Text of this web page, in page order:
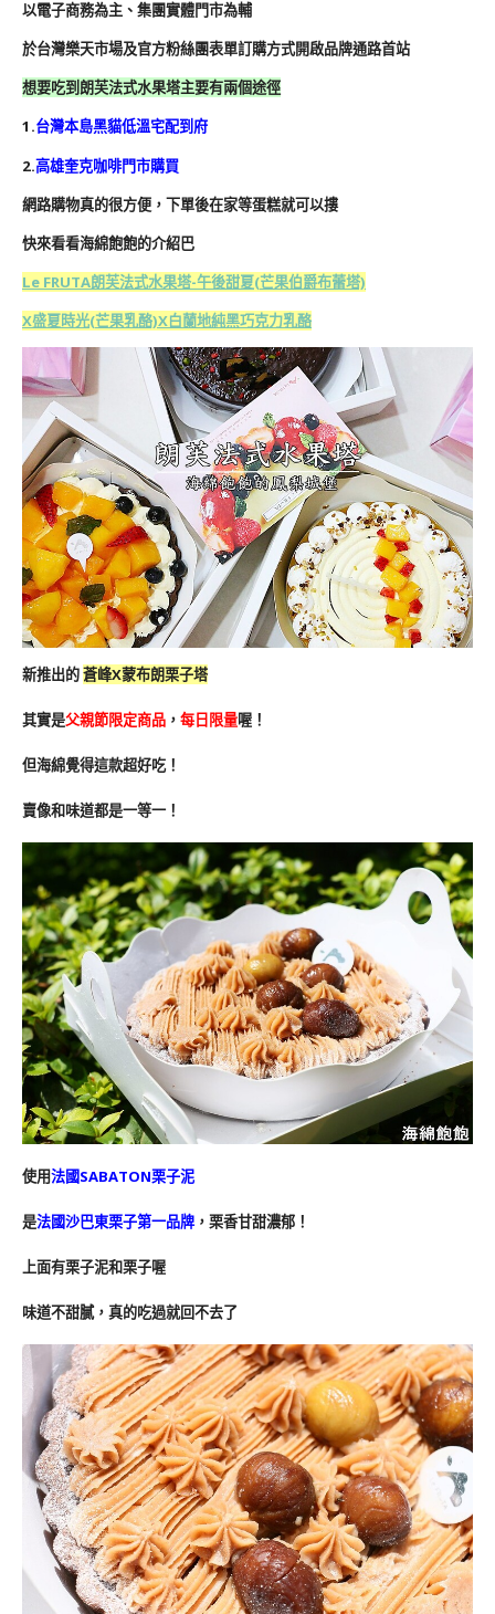
以電子商務為主、集團實體門市為輔
於台灣樂天市場及官方粉絲團表單訂購方式開啟品牌通路首站
想要吃到朗芙法式水果塔主要有兩個途徑
1.台灣本島黑貓低溫宅配到府
2.高雄奎克咖啡門市購買
網路購物真的很方便，下單後在家等蛋糕就可以摟
快來看看海綿飽飽的介紹巴
Le FRUTA朗芙法式水果塔-午後甜夏(芒果伯爵布蕾塔)
X盛夏時光(芒果乳酪)X白蘭地純黑巧克力乳酪
新推出的蒼峰X蒙布朗栗子塔
其實是父親節限定商品 ， 每日限量喔！
但海綿覺得這款超好吃！
賣像和味道都是一等一！
使用法國SABATON栗子泥
是法國沙巴東栗子第一品牌，栗香甘甜濃郁！
上面有栗子泥和栗子喔
味道不甜膩，真的吃過就回不去了